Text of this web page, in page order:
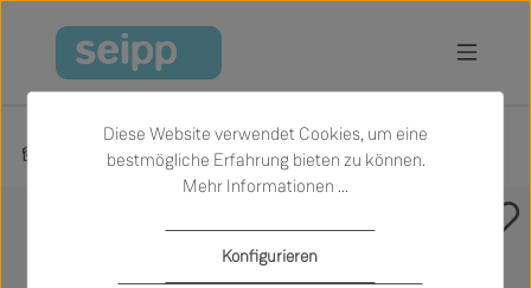
Zum Hauptinhalt springen
Produkte Sale Wohnen Tische
Diese Website verwendet Cookies, um eine
bestmögliche Erfahrung bieten zu können.
Mehr Informationen ...
Konfigurieren